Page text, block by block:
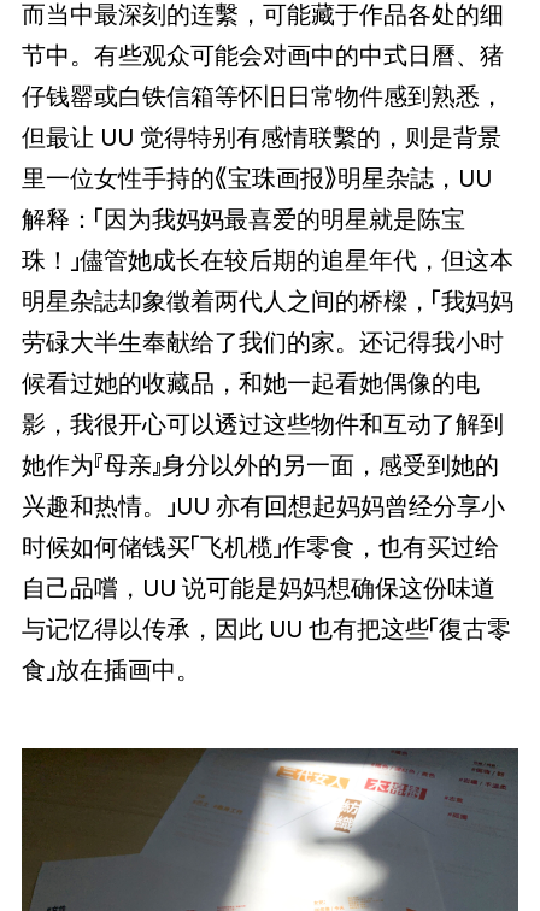
而当中最深刻的连繫，可能藏于作品各处的细
节中。有些观众可能会对画中的中式日曆、猪
仔钱罂或白铁信箱等怀旧日常物件感到熟悉，
但最让 UU 觉得特别有感情联繫的，则是背景
里一位女性手持的《宝珠画报》明星杂誌，UU
解释：「因为我妈妈最喜爱的明星就是陈宝
珠！」儘管她成长在较后期的追星年代，但这本
明星杂誌却象徵着两代人之间的桥樑，「我妈妈
劳碌大半生奉献给了我们的家。还记得我小时
候看过她的收藏品，和她一起看她偶像的电
影，我很开心可以透过这些物件和互动了解到
她作为『母亲』身分以外的另一面，感受到她的
兴趣和热情。」UU 亦有回想起妈妈曾经分享小
时候如何储钱买「飞机榄」作零食，也有买过给
自己品嚐，UU 说可能是妈妈想确保这份味道
与记忆得以传承，因此 UU 也有把这些「復古零
食」放在插画中。